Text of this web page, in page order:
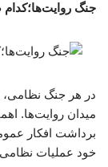
جنگ روایت‌ها؛کدام
در هر جنگ نظامی،
میدان روایت‌ها.
برداشت افکار
خود عملیات